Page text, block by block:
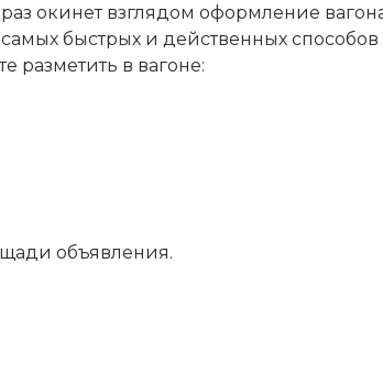
окинет взглядом оформление
быстрых и действенных способов
разметить в вагоне:
объявления.